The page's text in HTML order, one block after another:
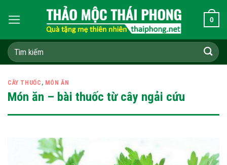
0
Tìm
kiếm:
CÂY THUỐC , MÓN ĂN
Món ăn – bài thuốc từ cây ngải cứu